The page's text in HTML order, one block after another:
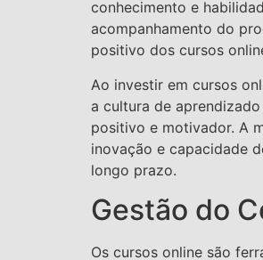
conhecimento e
acompanhamento do
positivo dos cursos
Ao investir em cursos
a cultura de
positivo e motivador. A
inovação e capacidade
longo prazo.
Gestão do
Os cursos online são